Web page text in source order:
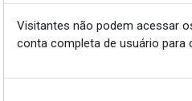
Visitantes não podem acessar
conta completa de usuário para